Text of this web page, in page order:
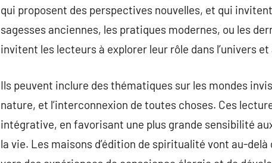
qui proposent des perspectives nouvelles, et qui
sagesses anciennes, les pratiques modernes, ou les
invitent les lecteurs à explorer leur rôle dans l’univers
Ils peuvent inclure des thématiques sur les mondes
nature, et l’interconnexion de toutes choses. Ces
intégrative, en favorisant une plus grande sensibilité
la vie. Les maisons d’édition de spiritualité vont au-